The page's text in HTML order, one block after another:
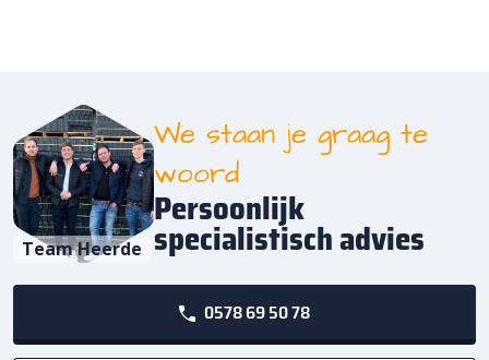
Team Heerde
We staan je graag te
woord
Persoonlijk
specialistisch advies
0578 69 50 78